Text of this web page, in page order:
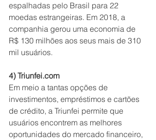
espalhadas pelo Brasil para 22
moedas estrangeiras. Em 2018, a
companhia gerou uma economia de
R$ 130 milhões aos seus mais de 310
mil usuários.
4) Triunfei.com
Em meio a tantas opções de
investimentos, empréstimos e cartões
de crédito, a Triunfei permite que
usuários encontrem as melhores
oportunidades do mercado financeiro,